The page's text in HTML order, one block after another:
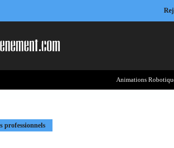
Animations
professionnels